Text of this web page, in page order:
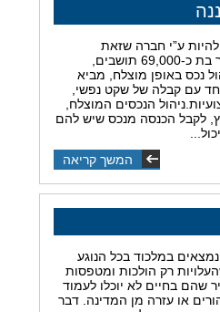
להיות ע”י חברה שזאת
התמחותה. רעננה היא עיר בת כ-69,000 תושבים,
נכס באופן מוצלח, מביא
עם קבלה של שקט נפשי,
הנכסים המוצלח,
לקבל הכנסה מנכס שיש להם
המשך קריאה
במלכוד בכל הנוגע
רק הולכות ומטפסות
שהם בחיים לא יוכלו לעמוד
או עזרה מן המדינה. דבר